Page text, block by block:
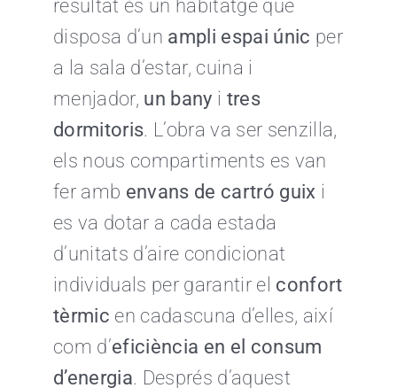
resultat és un habitatge que
disposa d’un ampli espai únic per
a la sala d’estar, cuina i
menjador, un bany i tres
dormitoris. L’obra va ser senzilla,
els nous compartiments es van
fer amb envans de cartró guix i
es va dotar a cada estada
d’unitats d’aire condicionat
individuals per garantir el confort
tèrmic en cadascuna d’elles, així
com d’eficiència en el consum
d’energia. Després d’aquest